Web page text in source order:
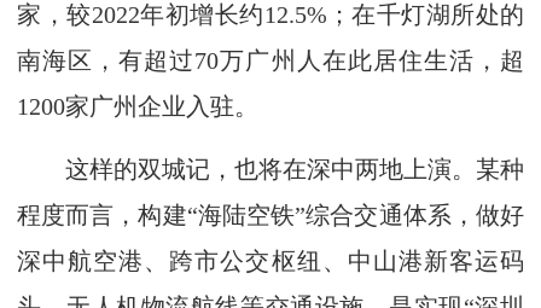
家，较2022年初增长约12.5%；在千灯湖所处的
南海区，有超过70万广州人在此居住生活，超
1200家广州企业入驻。
这样的双城记，也将在深中两地上演。某种
程度而言，构建“海陆空铁”综合交通体系，做好
深中航空港、跨市公交枢纽、中山港新客运码